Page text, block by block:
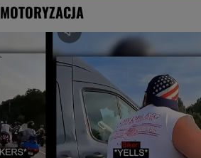
MOTORYZACJA